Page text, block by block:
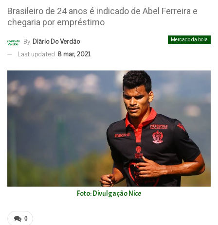
Brasileiro de 24 anos é indicado de Abel Ferreira e
chegaria por empréstimo
Mercado da bola
By Diário Do Verdão
Last updated 8 mar, 2021
Foto: Divulgação Nice
0